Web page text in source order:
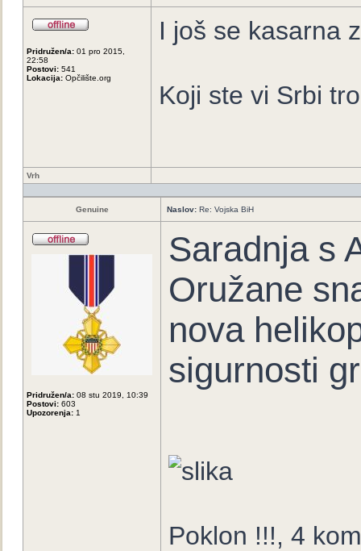
Pridružen/a: 01 pro 2015,
22:58
Postovi: 541
Lokacija: Opčilište.org
I još se kasarna
Koji ste vi Srbi
Vrh
Genuine Naslov: Re: Vojska BiH
Pridružen/a: 08 stu 2019, 10:39
Postovi: 603
Upozorenja: 1
Saradnja s
Oružane
nova
sigurnosti
Poklon !!!, 4